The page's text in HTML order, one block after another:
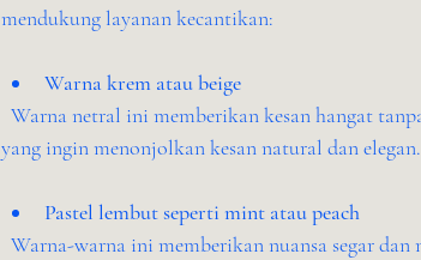
mendukung layanan kecantikan:
Warna krem atau beige
yang ingin menonjolkan kesan natural dan elegan.
Pastel lembut seperti mint atau peach